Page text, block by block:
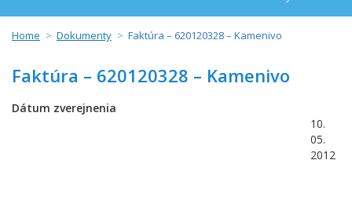
Home Dokumenty Faktúra – 620120328 – Kamenivo
Faktúra – 620120328 – Kamenivo
Dátum zverejnenia
10.
05.
2012